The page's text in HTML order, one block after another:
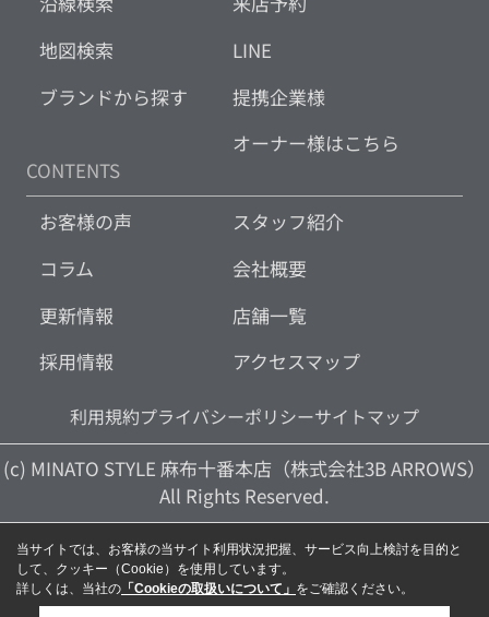
地図検索
ブランドから探す
LINE
提携企業様
オーナー様はこちら
CONTENTS
お客様の声
コラム
更新情報
採用情報
スタッフ紹介
会社概要
店舗一覧
アクセスマップ
利用規約プライバシーポリシーサイトマップ
(c) MINATO STYLE 麻布十番本店（株式会社3B ARROWS）
All Rights Reserved.
当サイトでは、お客様の当サイト利用状況把握、サービス向上検討を目的と
して、クッキー（Cookie）を使用しています。
詳しくは、当社の 「Cookieの取扱いについて」 をご確認ください。